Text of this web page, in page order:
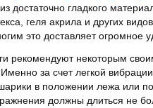
достаточно гладкого
геля акрила и других
это доставляет огромное
рекомендуют некоторым
за счет легкой
в положении лежа или
должны длиться не